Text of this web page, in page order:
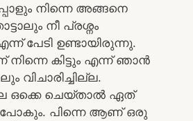
നിന്നെ അങ്ങനെ
നീ പ്രശ്നം
പേടി ഉണ്ടായിരുന്നു.
നിന്നെ കിട്ടും എന്ന് ഞാൻ
വിചാരിച്ചില്ല.
ഒക്കെ ചെയ്താൽ ഏത്
പിന്നെ ആണ് ഒരു